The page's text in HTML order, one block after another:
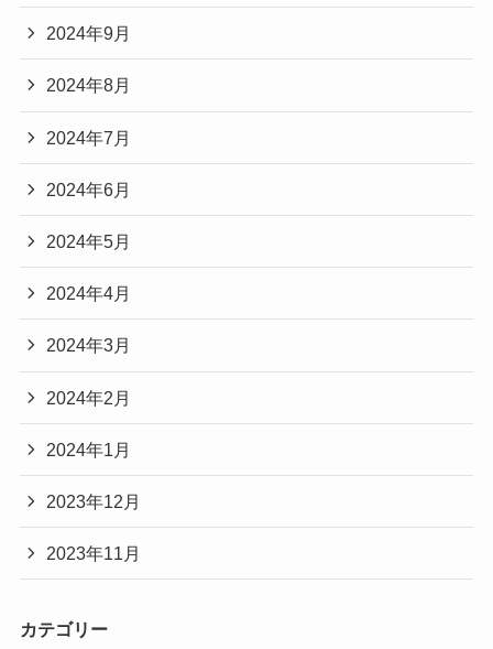
2024年9月
2024年8月
2024年7月
2024年6月
2024年5月
2024年4月
2024年3月
2024年2月
2024年1月
2023年12月
2023年11月
カテゴリー